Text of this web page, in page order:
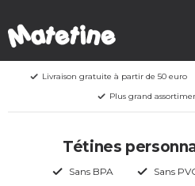
Livraison gratuite à partir de 50 euro
Plus grand
Tétines
Sans BPA Sans